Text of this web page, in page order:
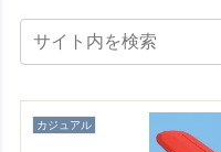
カジュアル